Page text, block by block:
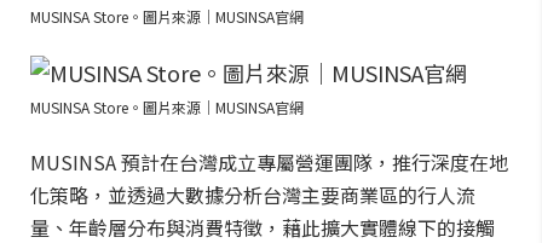
MUSINSA Store。圖片來源｜MUSINSA官網
MUSINSA Store。圖片來源｜MUSINSA官網
MUSINSA 預計在台灣成立專屬營運團隊，推行深度在地
化策略，並透過大數據分析台灣主要商業區的行人流
量、年齡層分布與消費特徵，藉此擴大實體線下的接觸